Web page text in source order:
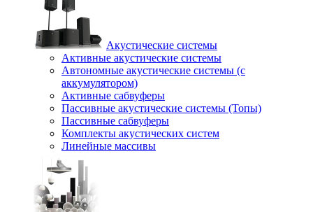
Акустические системы
Активные акустические системы
Автономные акустические системы (с
аккумулятором)
Активные сабвуферы
Пассивные акустические системы (Топы)
Пассивные сабвуферы
Комплекты акустических систем
Линейные массивы